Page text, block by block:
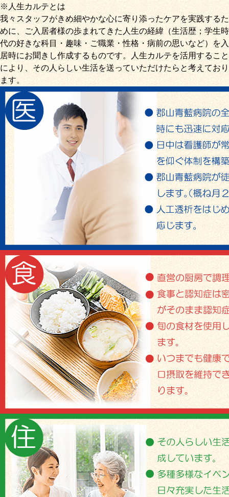
※人生カルテとは
我々スタッフがきめ細やかな心に寄り添ったケアを実践するた
めに、ご入居者様の歩まれてきた人生の経緯（生活歴；学生時
代の好きな科目・趣味・ご職業・性格・病前の思いなど）を入
居時にお聞きし作成するものです。人生カルテを活用すること
により、その人らしい生活を送っていただけたらと考えており
ます。